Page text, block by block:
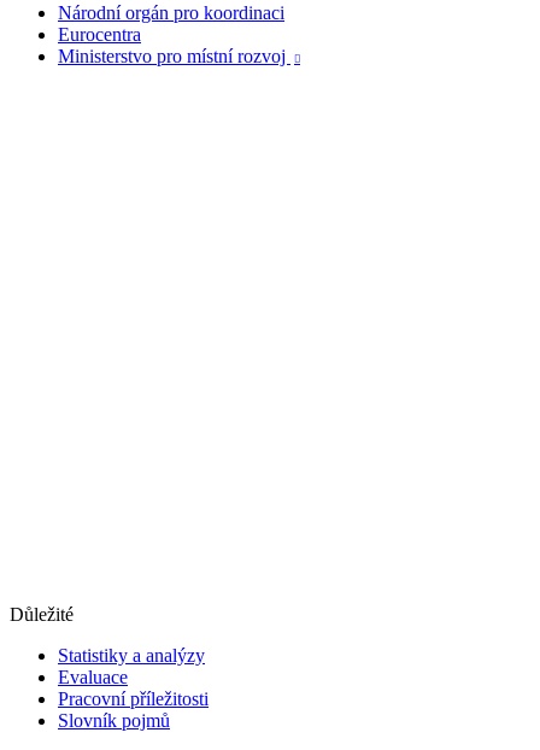
Národní orgán pro koordinaci
Eurocentra
Ministerstvo pro místní rozvoj

Důležité
Statistiky a analýzy
Evaluace
Pracovní příležitosti
Slovník pojmů